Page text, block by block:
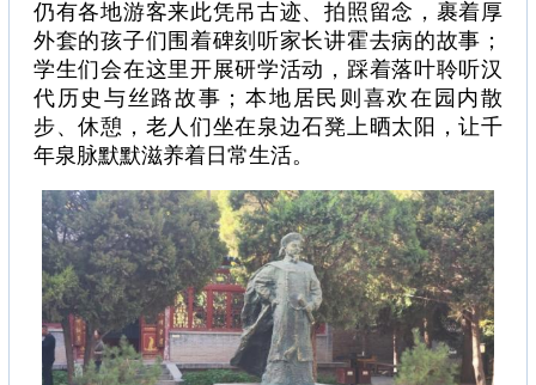
仍有各地游客来此凭吊古迹、拍照留念，裹着厚
外套的孩子们围着碑刻听家长讲霍去病的故事；
学生们会在这里开展研学活动，踩着落叶聆听汉
代历史与丝路故事；本地居民则喜欢在园内散
步、休憩，老人们坐在泉边石凳上晒太阳，让千
年泉脉默默滋养着日常生活。